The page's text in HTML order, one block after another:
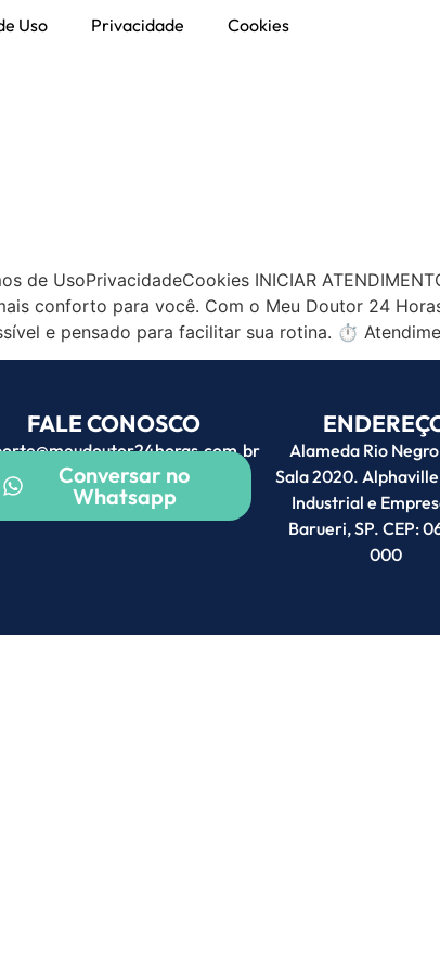
Uso Privacidade Cookies
de UsoPrivacidadeCookies INICIAR
conforto para você. Com o Meu Doutor 24
e pensado para facilitar sua rotina. ⏱
FALE CONOSCO
Conversar no
Whatsapp
Alameda Rio
Sala 2020.
Industrial e
Barueri, SP. CEP:
000